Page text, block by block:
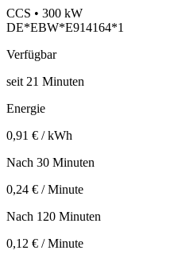
CCS • 300 kW
DE*EBW*E914164*1
Verfügbar
seit 21 Minuten
Energie
0,91 € / kWh
Nach 30 Minuten
0,24 € / Minute
Nach 120 Minuten
0,12 € / Minute